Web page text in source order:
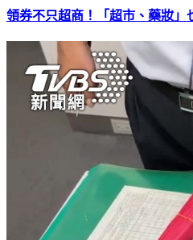
領券不只超商！「超市、藥妝